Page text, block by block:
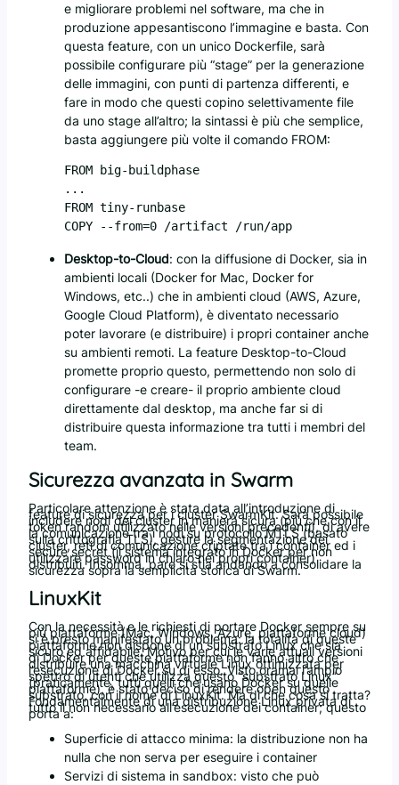
e migliorare problemi nel software, ma che in
produzione appesantiscono l’immagine e basta. Con
questa feature, con un unico Dockerfile, sarà
possibile configurare più “stage” per la generazione
delle immagini, con punti di partenza differenti, e
fare in modo che questi copino selettivamente file
da uno stage all’altro; la sintassi è più che semplice,
basta aggiungere più volte il comando FROM:
FROM big-buildphase
...
FROM tiny-runbase
Desktop-to-Cloud: con la diffusione di Docker, sia in
ambienti locali (Docker for Mac, Docker for
Windows, etc..) che in ambienti cloud (AWS, Azure,
Google Cloud Platform), è diventato necessario
poter lavorare (e distribuire) i propri container anche
su ambienti remoti. La feature Desktop-to-Cloud
promette proprio questo, permettendo non solo di
configurare -e creare- il proprio ambiente cloud
direttamente dal desktop, ma anche far si di
distribuire questa informazione tra tutti i membri del
team.
Sicurezza avanzata in Swarm
Particolare attenzione è stata data all’introduzione di
feature di sicurezza per i cluster SwarmKit. Sarà possibile
includere nodi del cluster in maniera sicura (più che con il
token random utilizzato nelle versioni precedenti), di avere
la comunicazione tra i nodi su protocollo MTLS (basato
sulla crittografia TLS), gestire la segmentazione dei
cluster, reti di comunicazione criptate tra i container ed i
secure secret (il sistema integrato in Docker per non
utilizzare password in chiaro nei propri container)
distribuiti. Insomma, pare si stia andando a consolidare la
sicurezza sopra la semplicità storica di Swarm.
LinuxKit
Con la necessità e le richiesti di portare Docker sempre su
più piattaforme (Mac, Windows, Azure, piattaforme cloud)
si è presto manifestato un problema: la totalità di queste
piattaforme non dispone di un substrato Linux che sia
sicuro ed affidabile. Motivo per cui le varie attuali versioni
di Docker per queste piattaforme non fanno altro che
distribuire una macchina virtuale Linux ottimizzata per
l’esecuzione di Docker su di esso. Visto oramai l’ampio
spettro di utenti che utilizza questo “substrato Linux”
(praticamente, tutti quelli che usano Docker su quelle
piattaforme), è stato deciso di rendere open questo
substrato, con il nome di LinuxKit. Ma di che cosa si tratta?
Fondamentalmente di una distribuzione Linux privata di
tutto il non necessario all’esecuzione dei container; questo
porta a:
Superficie di attacco minima: la distribuzione non ha
nulla che non serva per eseguire i container
Servizi di sistema in sandbox: visto che può